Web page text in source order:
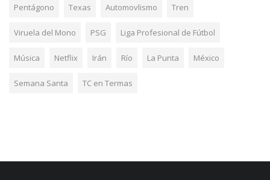
Pentágono Texas Automovlismo Tren
Viruela del Mono PSG Liga Profesional de Fútbol
Música Netflix Irán Río La Punta México
Semana Santa TC en Termas